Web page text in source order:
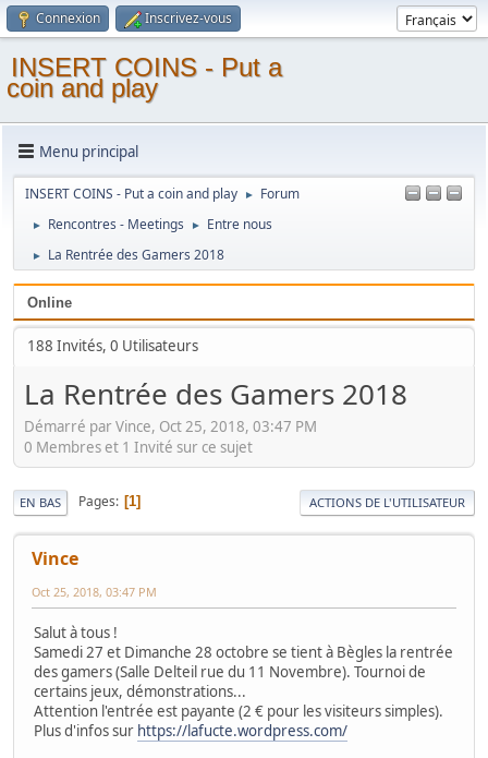
Connexion Inscrivez-vous
INSERT COINS - Put a
coin and play
Menu principal
INSERT COINS - Put a coin and play ► Forum
► Rencontres - Meetings ► Entre nous
► La Rentrée des Gamers 2018
Online
188 Invités, 0 Utilisateurs
La Rentrée des Gamers 2018
Démarré par Vince, Oct 25, 2018, 03:47 PM
0 Membres et 1 Invité sur ce sujet
EN BAS Pages 1 ACTIONS DE L'UTILISATEUR
Vince
Oct 25, 2018, 03:47 PM
Salut à tous !
Samedi 27 et Dimanche 28 octobre se tient à Bègles la rentrée
des gamers (Salle Delteil rue du 11 Novembre). Tournoi de
certains jeux, démonstrations...
Attention l'entrée est payante (2 € pour les visiteurs simples).
Plus d'infos sur https://lafucte.wordpress.com/